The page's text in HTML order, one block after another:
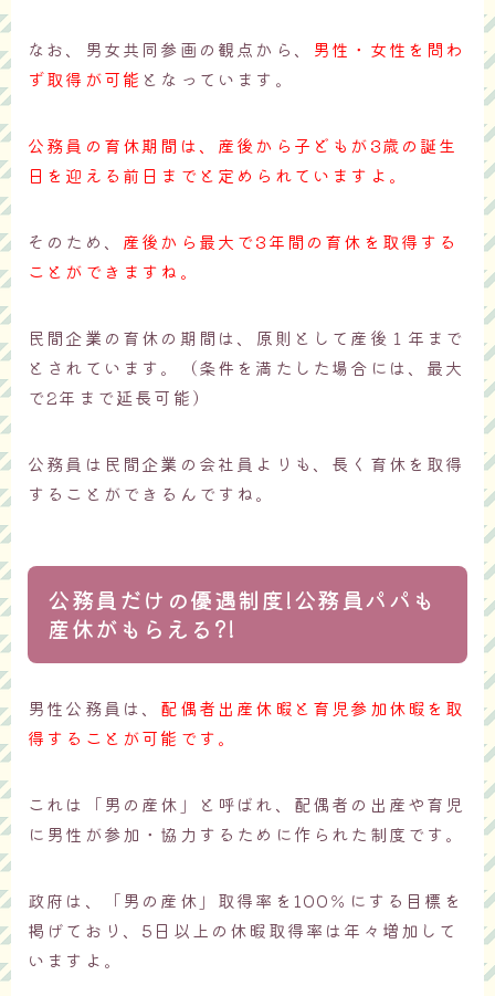
なお、男女共同参画の観点から、 男性・女性を問わ
ず取得が可能 となっています。
公務員の育休期間は、産後から子どもが3歳の誕生
日を迎える前日までと定められていますよ。
そのため、 産後から最大で3年間の育休を取得する
ことができますね。
民間企業の育休の期間は、原則として産後１年まで
とされています。（条件を満たした場合には、最大
で2年まで延長可能）
公務員は民間企業の会社員よりも、長く育休を取得
することができるんですね。
公務員だけの優遇制度!公務員パパも
産休がもらえる?!
男性公務員は、 配偶者出産休暇と育児参加休暇を取
得することが可能です。
これは「男の産休」と呼ばれ、配偶者の出産や育児
に男性が参加・協力するために作られた制度です。
政府は、「男の産休」取得率を100％にする目標を
掲げており、5日以上の休暇取得率は年々増加して
いますよ。